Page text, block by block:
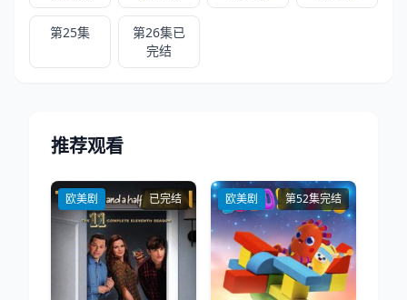
第25集
第26集已
完结
推荐观看
欧美剧 已完结 欧美剧 第52集完结